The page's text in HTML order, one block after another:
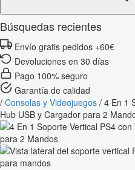
Búsquedas recientes
Envío gratis pedidos +60€
Devoluciones en 30 días
Pago 100% seguro
Garantía de calidad
/ Consolas y Videojuegos / 4 En 1
Hub USB y Cargador para 2